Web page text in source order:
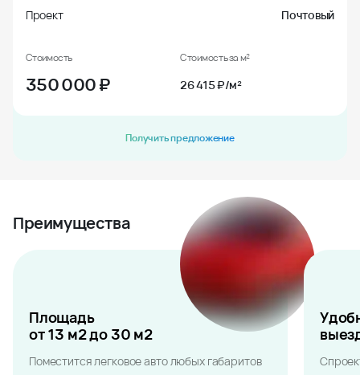
Проект Почтовый
Стоимость
350 000₽
Стоимость за м²
26 415 ₽/м²
Получить предложение
Преимущества
Площадь
от 13 м2 до 30 м2
Поместится легковое авто любых габаритов